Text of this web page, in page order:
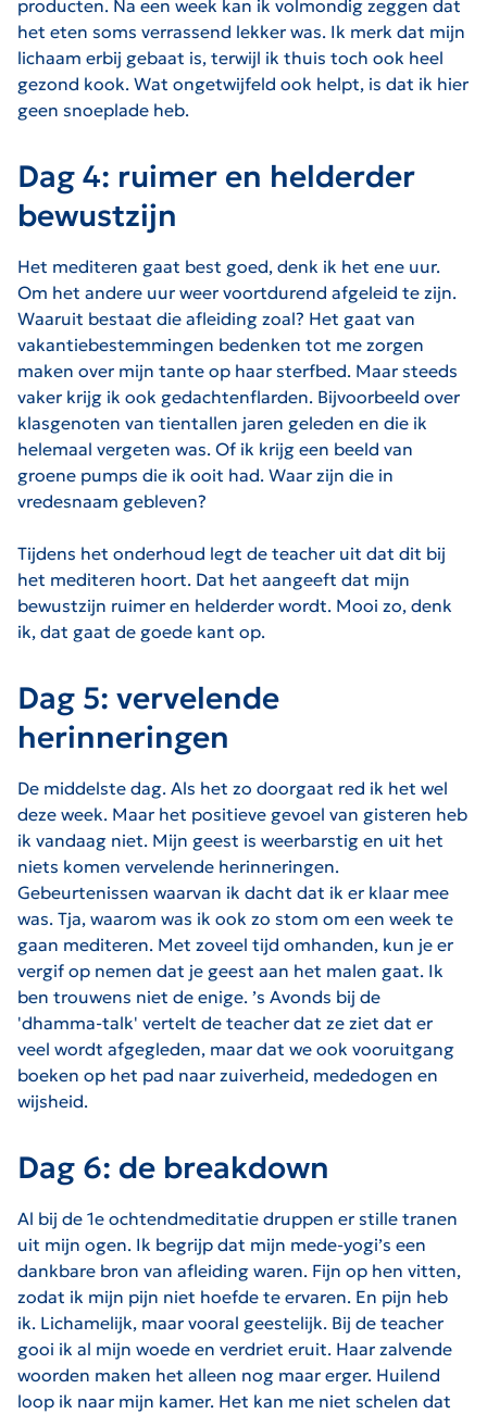
producten. Na een week kan ik volmondig zeggen dat
het eten soms verrassend lekker was. Ik merk dat mijn
lichaam erbij gebaat is, terwijl ik thuis toch ook heel
gezond kook. Wat ongetwijfeld ook helpt, is dat ik hier
geen snoeplade heb.
Dag 4: ruimer en helderder
bewustzijn
Het mediteren gaat best goed, denk ik het ene uur.
Om het andere uur weer voortdurend afgeleid te zijn.
Waaruit bestaat die afleiding zoal? Het gaat van
vakantiebestemmingen bedenken tot me zorgen
maken over mijn tante op haar sterfbed. Maar steeds
vaker krijg ik ook gedachtenflarden. Bijvoorbeeld over
klasgenoten van tientallen jaren geleden en die ik
helemaal vergeten was. Of ik krijg een beeld van
groene pumps die ik ooit had. Waar zijn die in
vredesnaam gebleven?
Tijdens het onderhoud legt de teacher uit dat dit bij
het mediteren hoort. Dat het aangeeft dat mijn
bewustzijn ruimer en helderder wordt. Mooi zo, denk
ik, dat gaat de goede kant op.
Dag 5: vervelende
herinneringen
De middelste dag. Als het zo doorgaat red ik het wel
deze week. Maar het positieve gevoel van gisteren heb
ik vandaag niet. Mijn geest is weerbarstig en uit het
niets komen vervelende herinneringen.
Gebeurtenissen waarvan ik dacht dat ik er klaar mee
was. Tja, waarom was ik ook zo stom om een week te
gaan mediteren. Met zoveel tijd omhanden, kun je er
vergif op nemen dat je geest aan het malen gaat. Ik
ben trouwens niet de enige. ’s Avonds bij de
'dhamma-talk' vertelt de teacher dat ze ziet dat er
veel wordt afgegleden, maar dat we ook vooruitgang
boeken op het pad naar zuiverheid, mededogen en
wijsheid.
Dag 6: de breakdown
Al bij de 1e ochtendmeditatie druppen er stille tranen
uit mijn ogen. Ik begrijp dat mijn mede-yogi’s een
dankbare bron van afleiding waren. Fijn op hen vitten,
zodat ik mijn pijn niet hoefde te ervaren. En pijn heb
ik. Lichamelijk, maar vooral geestelijk. Bij de teacher
gooi ik al mijn woede en verdriet eruit. Haar zalvende
woorden maken het alleen nog maar erger. Huilend
loop ik naar mijn kamer. Het kan me niet schelen dat